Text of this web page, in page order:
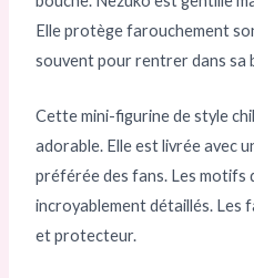
Elle protège farouchement
souvent pour rentrer dans sa
Cette mini-figurine de style
adorable. Elle est livrée avec
préférée des fans. Les motifs
incroyablement détaillés. Les
et protecteur.